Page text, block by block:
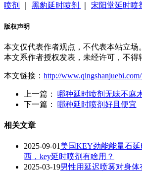
喷剂
黑豹延时喷剂 宋阳堂延时喷
版权声明
本文仅代表作者观点，不代表本站立场。
本文系作者授权发表，未经许可，不得
本文链接： http://
上一篇： 哪种延时喷剂无味不麻
下一篇： 哪种延时喷剂好且便宜
相关文章
2025-09-01 美国KEY劲能能量石
西，key延时喷剂有啥用？
2025-03-19男性用延迟喷雾对身体